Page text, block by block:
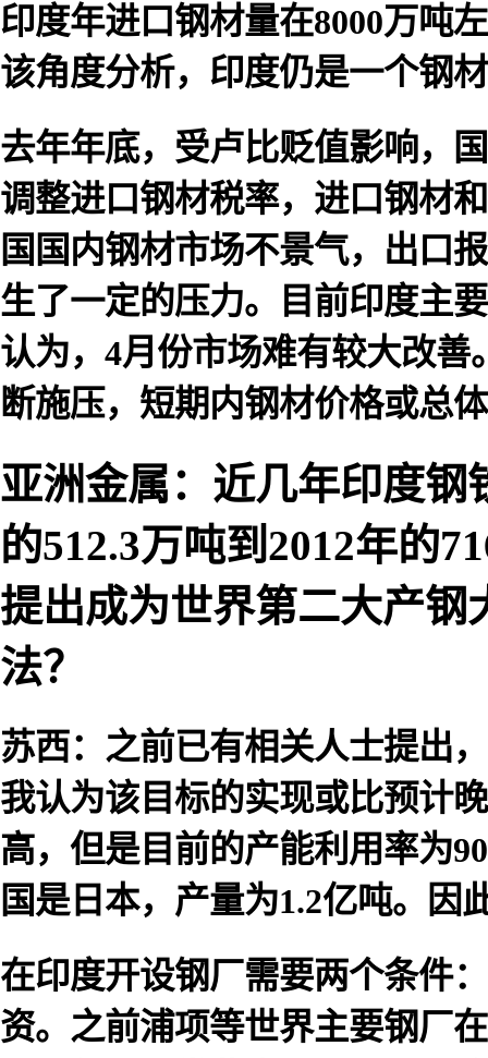
印度年进口钢材量在8000万吨
该角度分析，印度仍是一个钢
去年年底，受卢比贬值影响，
调整进口钢材税率，进口钢材
国国内钢材市场不景气，出口
生了一定的压力。目前印度主
认为，4月份市场难有较大改
断施压，短期内钢材价格或总
亚洲金属：近几年印度钢
的512.3万吨到2012年的
提出成为世界第二大产钢
法？
苏西：之前已有相关人士提出
我认为该目标的实现或比预计
高，但是目前的产能利用率为
国是日本，产量为1.2亿吨。因
在印度开设钢厂需要两个条件
资。之前浦项等世界主要钢厂